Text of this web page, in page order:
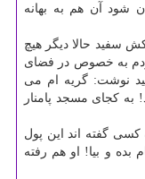
شود آن هم به بهانه
سفید حالا دیگر هیچ
به خصوص در فضای
نوشت: گریه ام می
به کجای مسجد پامنار
کسی گفته اند این پول
و بیا! او هم رفته